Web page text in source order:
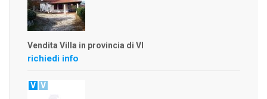
Vendita Villa in provincia di VI
richiedi info
V V